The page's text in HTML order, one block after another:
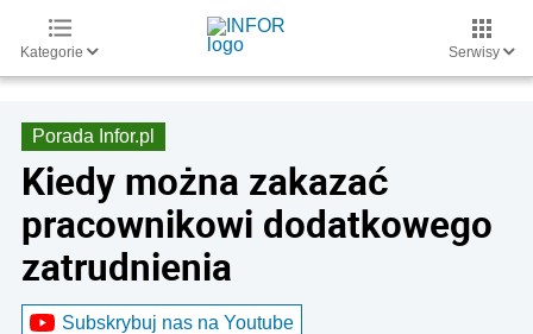
Kategorie Serwisy
Porada Infor.pl
Kiedy można zakazać
pracownikowi dodatkowego
zatrudnienia
Subskrybuj nas na Youtube